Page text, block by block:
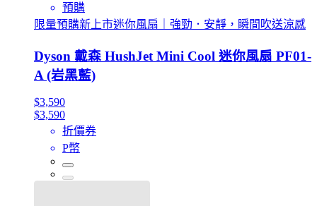
預購
限量預購新上市迷你風扇｜強勁．安靜，瞬間吹送涼感
Dyson 戴森 HushJet Mini Cool 迷你風扇 PF01-
A (岩黑藍)
$3,590
$3,590
折價券
P幣